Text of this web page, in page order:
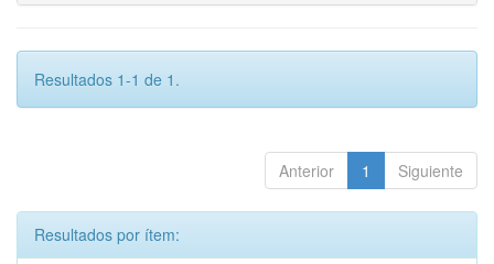
Resultados 1-1 de 1.
Anterior 1 Siguiente
Resultados por ítem: